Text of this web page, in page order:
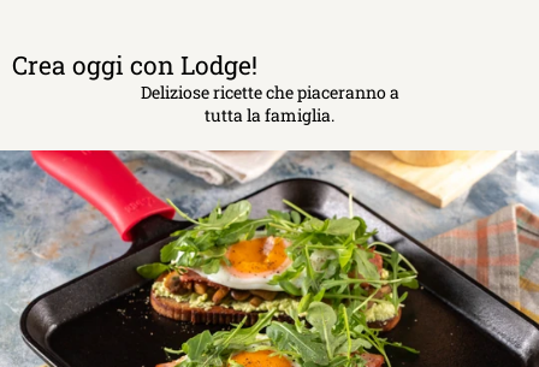
Crea oggi con Lodge!
Deliziose ricette che piaceranno a
tutta la famiglia.